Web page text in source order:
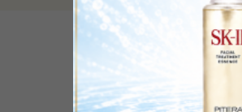
しなやか
P可